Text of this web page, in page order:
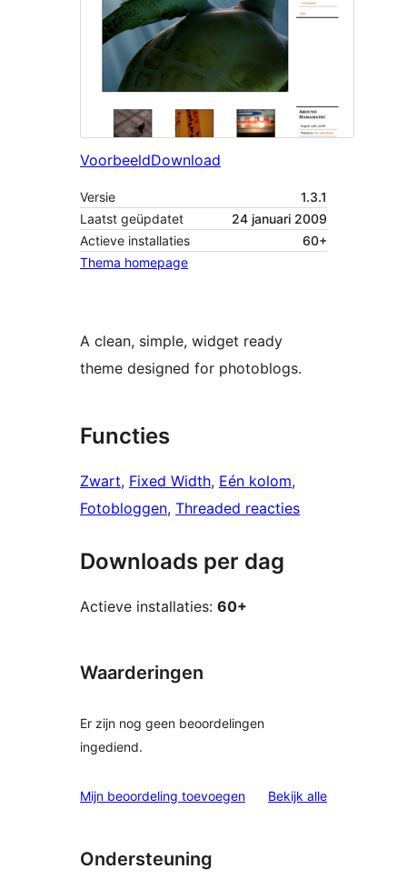
VoorbeeldDownload
Versie
1.3.1
Laatst geüpdatet
24 januari 2009
Actieve installaties
60+
Thema homepage
A clean, simple, widget ready
theme designed for photoblogs.
Functies
Zwart, Fixed Width, Eén kolom
Fotobloggen, Threaded reacties
Downloads per dag
Actieve installaties: 60+
Waarderingen
Er zijn nog geen beoordelingen
ingediend.
Mijn beoordeling toevoegen Bekijk alle
Ondersteuning